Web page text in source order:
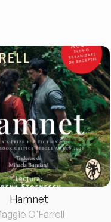
Hamnet
O'Farrell